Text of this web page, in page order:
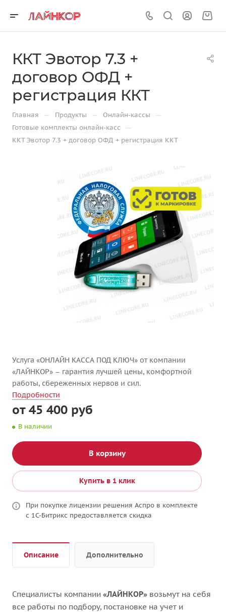
ККТ Эвотор 7.3 +
договор ОФД +
регистрация ККТ
Главная — Продукты — Онлайн-кассы —
Готовые комплекты онлайн-касс —
ККТ Эвотор 7.3 + договор ОФД + регистрация ККТ
Услуга «ОНЛАЙН КАССА ПОД КЛЮЧ» от компании
«ЛАЙНКОР» – гарантия лучшей цены, комфортной
работы, сбереженных нервов и сил.
Подробности
от 45 400 руб
В наличии
В корзину
Купить в 1 клик
При покупке лицензии решения Аспро в комплекте
с 1С-Битрикс предоставляется скидка
Описание Дополнительно
Специалисты компании «ЛАЙНКОР» возьмут на себя
все работы по подбору, постановке на учет и